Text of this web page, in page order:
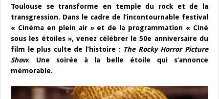
Toulouse se transforme en temple du rock et de la
transgression. Dans le cadre de l’incontournable festival
« Cinéma en plein air » et de la programmation « Ciné
sous les étoiles », venez célébrer le 50e anniversaire du
film le plus culte de l’histoire : The Rocky Horror Picture
Show. Une soirée à la belle étoile qui s’annonce
mémorable.